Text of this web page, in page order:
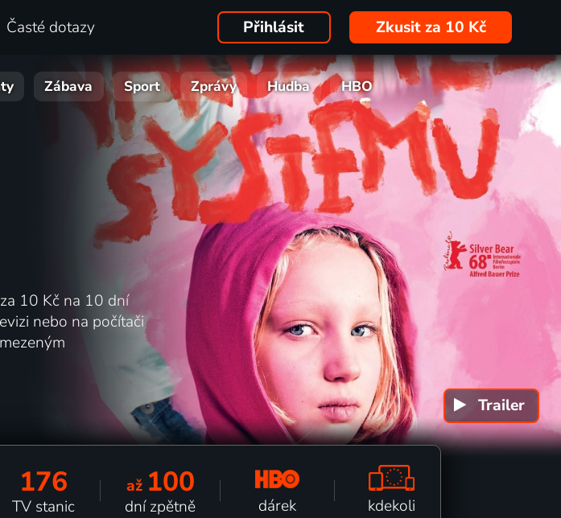
Časté dotazy Přihlásit Zkusit za 10 Kč
Zábava Sport Zprávy Hudba HBO
Trailer
10 Kč na 10 dní
nebo na počítači
176
TV stanic
až 100
dní zpětně dárek kdekoli